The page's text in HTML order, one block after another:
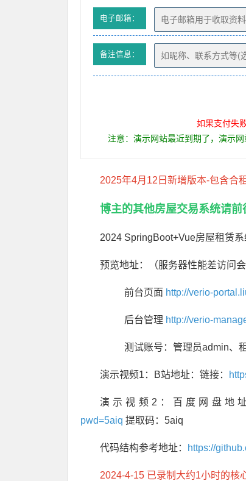
电子邮箱：
备注信息：
如果支付失
注意：演示网站最近到期了，演示
2025年4月12日新增版本-包含合
博主的其他房屋交易系统请前
2024 SpringBoot+Vue房屋租赁系
预览地址：（服务器性能差访问会
前台页面 http://verio-
后台管理 http://verio-
测试账号：管理员admin、
演示视频1：B站地址：链接：
演示视频2：百度网盘地
pwd=5aiq 提取码：5aiq
代码结构参考地址： https://
2024-4-15 已录制大约1小时的核